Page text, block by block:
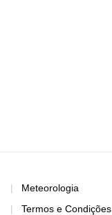
Meteorologia
Termos e Condições